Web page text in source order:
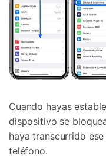
Cuando hayas
dispositivo se
haya transcurrido
teléfono.